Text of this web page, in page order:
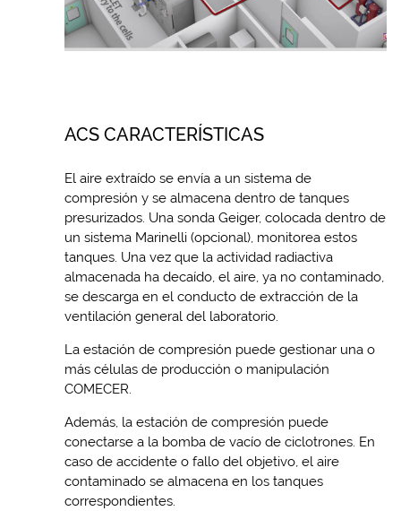
ACS CARACTERÍSTICAS
El aire extraído se envía a un sistema de
compresión y se almacena dentro de tanques
presurizados. Una sonda Geiger, colocada dentro de
un sistema Marinelli (opcional), monitorea estos
tanques. Una vez que la actividad radiactiva
almacenada ha decaído, el aire, ya no contaminado,
se descarga en el conducto de extracción de la
ventilación general del laboratorio.
La estación de compresión puede gestionar una o
más células de producción o manipulación
COMECER.
Además, la estación de compresión puede
conectarse a la bomba de vacío de ciclotrones. En
caso de accidente o fallo del objetivo, el aire
contaminado se almacena en los tanques
correspondientes.